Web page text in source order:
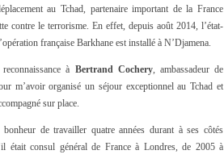
au Tchad, partenaire important de la France
contre le terrorisme. En effet, depuis août 2014, l’état-
française Barkhane est installé à N’Djamena.
à Bertrand Cochery, ambassadeur de
m’avoir organisé un séjour exceptionnel au Tchad et
sur place.
bonheur de travailler quatre années durant à ses côtés
était consul général de France à Londres, de 2005 à